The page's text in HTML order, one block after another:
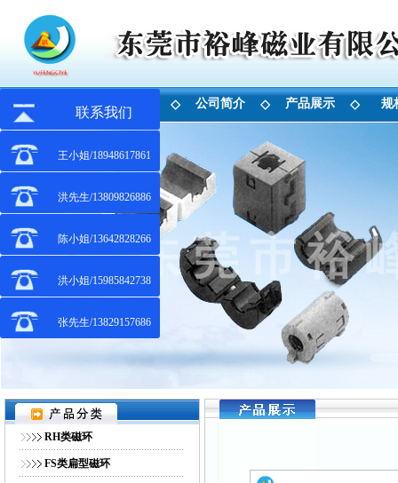
首 页 ◇ 公司简介 ◇ 产品展示 ◇ 规
网站首页｜公司简介｜产品展示｜供求商机｜人才招
RH类磁环
FS类扁型磁环
联系我们
王小姐/18948617861
洪先生/13809826886
陈小姐/13642828266
洪小姐/15985842738
张先生/13829157686